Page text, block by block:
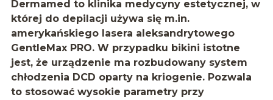
Dermamed to klinika medycyny estetycznej, w
której do depilacji używa się m.in.
amerykańskiego lasera aleksandrytowego
GentleMax PRO. W przypadku bikini istotne
jest, że urządzenie ma rozbudowany system
chłodzenia DCD oparty na kriogenie. Pozwala
to stosować wysokie parametry przy